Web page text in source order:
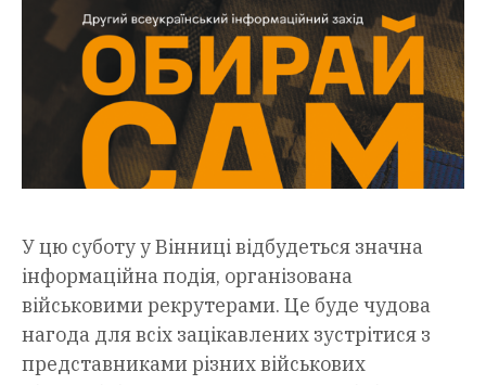
У цю суботу у Вінниці відбудеться значна
інформаційна подія, організована
військовими рекрутерами. Це буде чудова
нагода для всіх зацікавлених зустрітися з
представниками різних військових